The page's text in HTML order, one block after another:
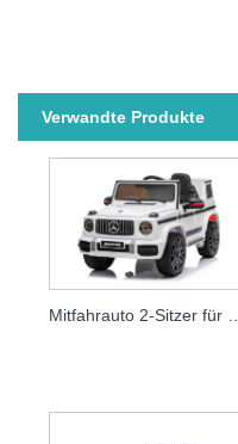
Verwandte Produkte